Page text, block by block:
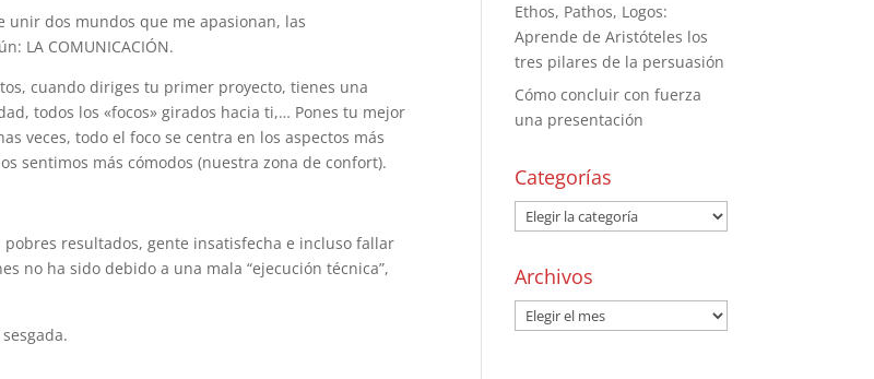
unir dos mundos que me apasionan, las
LA COMUNICACIÓN.
cuando diriges tu primer proyecto, tienes una
todos los «focos» girados hacia ti,… Pones tu mejor
veces, todo el foco se centra en los aspectos más
sentimos más cómodos (nuestra zona de confort).
resultados, gente insatisfecha e incluso fallar
no ha sido debido a una mala “ejecución técnica”,
Ethos, Pathos, Logos:
Aprende de Aristóteles los
tres pilares de la persuasión
Cómo concluir con fuerza
una presentación
Categorías
Archivos